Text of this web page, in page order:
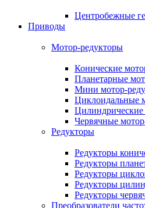
Центробежные
Приводы
Мотор-редукторы
Конические
Планетарные
Мини мотор-
Циклоидальные
Червячные
Редукторы
Редукторы
Редукторы
Редукторы
Редукторы
Редукторы
Преобразователи